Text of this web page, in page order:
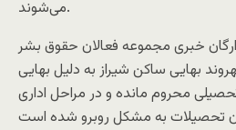
می‌شوند.
ارگان خبری مجموعه فعالان حقوق بشر
بهایی ساکن شیراز به دلیل بهایی
محروم مانده و در مراحل اداری